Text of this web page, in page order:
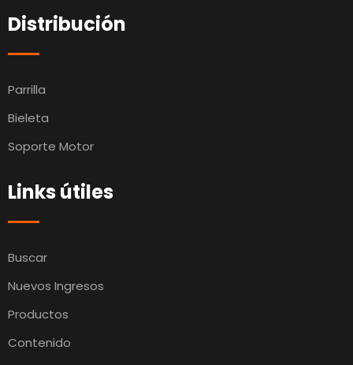
Distribución
Parrilla
Bieleta
Soporte Motor
Links útiles
Buscar
Nuevos Ingresos
Productos
Contenido